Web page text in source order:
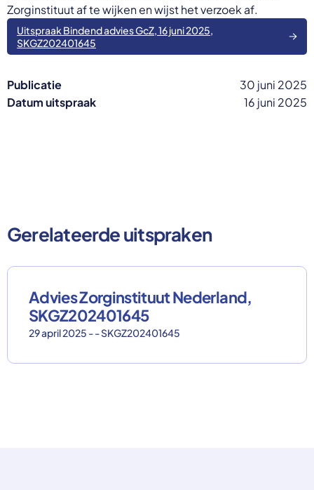
Zorginstituut af te wijken en wijst het verzoek af.
Uitspraak Bindend advies GcZ, 16 juni 2025,
SKGZ202401645
Publicatie
30 juni 2025
Datum uitspraak
16 juni 2025
Gerelateerde uitspraken
Advies Zorginstituut Nederland,
SKGZ202401645
29 april 2025 - - SKGZ202401645